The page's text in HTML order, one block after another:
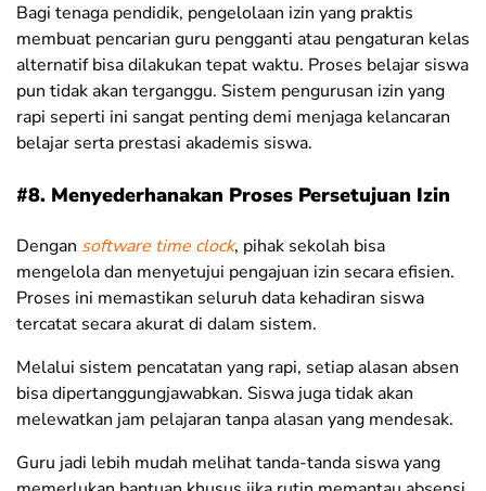
Bagi tenaga pendidik, pengelolaan izin yang praktis
membuat pencarian guru pengganti atau pengaturan kelas
alternatif bisa dilakukan tepat waktu. Proses belajar siswa
pun tidak akan terganggu. Sistem pengurusan izin yang
rapi seperti ini sangat penting demi menjaga kelancaran
belajar serta prestasi akademis siswa.
#8. Menyederhanakan Proses Persetujuan Izin
Dengan software time clock, pihak sekolah bisa
mengelola dan menyetujui pengajuan izin secara efisien.
Proses ini memastikan seluruh data kehadiran siswa
tercatat secara akurat di dalam sistem.
Melalui sistem pencatatan yang rapi, setiap alasan absen
bisa dipertanggungjawabkan. Siswa juga tidak akan
melewatkan jam pelajaran tanpa alasan yang mendesak.
Guru jadi lebih mudah melihat tanda-tanda siswa yang